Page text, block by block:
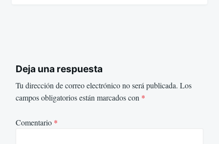
Deja una respuesta
Tu dirección de correo electrónico no será publicada. Los
campos obligatorios están marcados con *
Comentario *